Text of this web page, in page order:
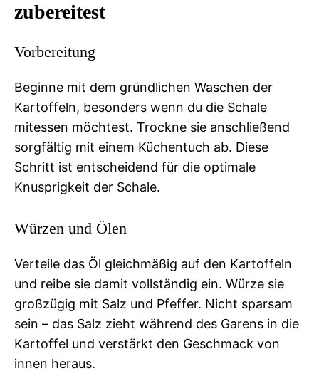
zubereitest
Vorbereitung
Beginne mit dem gründlichen Waschen der
Kartoffeln, besonders wenn du die Schale
mitessen möchtest. Trockne sie anschließend
sorgfältig mit einem Küchentuch ab. Diese
Schritt ist entscheidend für die optimale
Knusprigkeit der Schale.
Würzen und Ölen
Verteile das Öl gleichmäßig auf den Kartoffeln
und reibe sie damit vollständig ein. Würze sie
großzügig mit Salz und Pfeffer. Nicht sparsam
sein – das Salz zieht während des Garens in die
Kartoffel und verstärkt den Geschmack von
innen heraus.